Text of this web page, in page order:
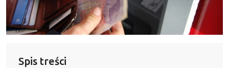
Spis treści